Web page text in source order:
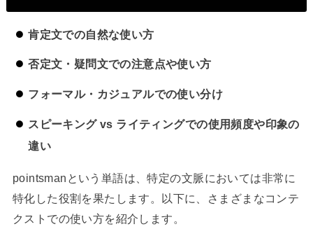
肯定文での自然な使い方
否定文・疑問文での注意点や使い方
フォーマル・カジュアルでの使い分け
スピーキング vs ライティングでの使用頻度や印象の
違い
pointsmanという単語は、特定の文脈においては非常に
特化した役割を果たします。以下に、さまざまなコンテ
クストでの使い方を紹介します。